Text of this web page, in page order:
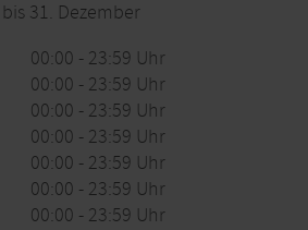
31. Dezember
00:00 - 23:59 Uhr
00:00 - 23:59 Uhr
00:00 - 23:59 Uhr
00:00 - 23:59 Uhr
00:00 - 23:59 Uhr
00:00 - 23:59 Uhr
00:00 - 23:59 Uhr